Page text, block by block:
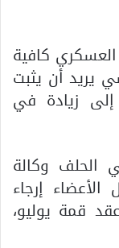
العسكري كافية
يريد أن يثبت
زيادة في
الحلف وكالة
إرجاء
قمة يوليو،